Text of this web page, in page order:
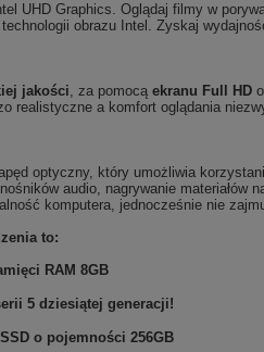
UHD Graphics. Oglądaj filmy w
obrazu Intel. Zyskaj
jakości, za pomocąekranu Full HD
realistyczne a komfort oglądania
optyczny, który umożliwia
audio, nagrywanie
komputera, jednocześnie nie
to:
RAM 8GB
5 dziesiątej generacji!
o pojemności 256GB